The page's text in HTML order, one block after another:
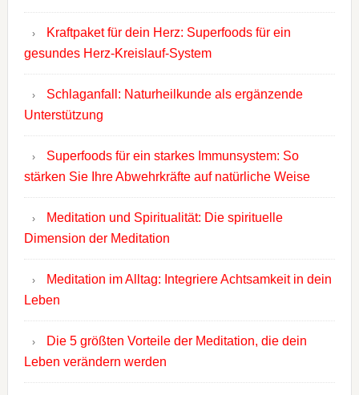
Kraftpaket für dein Herz: Superfoods für ein
gesundes Herz-Kreislauf-System
Schlaganfall: Naturheilkunde als ergänzende
Unterstützung
Superfoods für ein starkes Immunsystem: So
stärken Sie Ihre Abwehrkräfte auf natürliche Weise
Meditation und Spiritualität: Die spirituelle
Dimension der Meditation
Meditation im Alltag: Integriere Achtsamkeit in dein
Leben
Die 5 größten Vorteile der Meditation, die dein
Leben verändern werden